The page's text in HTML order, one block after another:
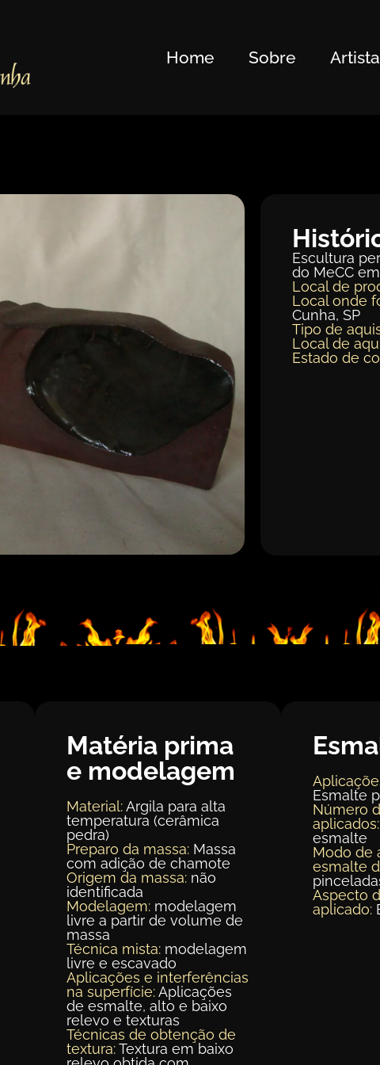
Home Sobre
Escultura
do MeCC
Local de
Local onde
Cunha, SP
Tipo de
Local de
Estado de
Matéria prima
e modelagem
Material:Argila para alta
temperatura (cerâmica
pedra)
Preparo da massa: Massa
com adição de chamote
Origem da massa: não
identificada
Modelagem: modelagem
livre a partir de volume de
massa
Técnica mista: modelagem
livre e escavado
Aplicações e interferências
na superfície:Aplicações
de esmalte, alto e baixo
relevo e texturas
Técnicas de obtenção de
textura:Textura em baixo
Esmalte
Número
aplicados:
esmalte
Modo de
esmalte
Aspecto
aplicado: